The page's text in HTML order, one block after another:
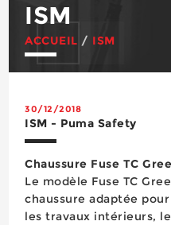
ISM
ACCUEIL / ISM
30/12/2018
ISM - Puma Safety
Chaussure Fuse TC
Le modèle Fuse TC
chaussure adaptée
les travaux intérieurs,